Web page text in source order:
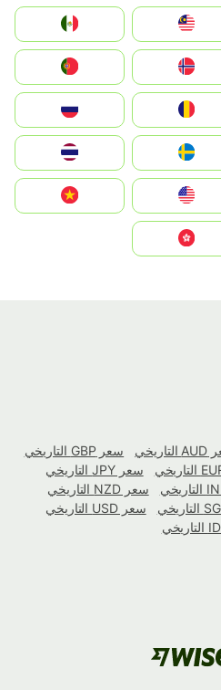
South Korea
Nederland
Portugal
România
Slovensko
United States
Vietnam
سعر GBP التاريخي
سعر JPY التاريخي
سعر NZD التاريخي
سعر USD التاريخي